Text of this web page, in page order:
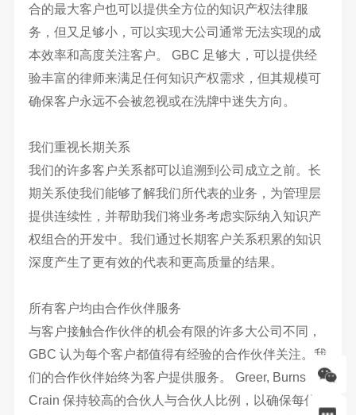
合的最大客户也可以提供全方位的知识产权法律服
务，但又足够小，可以实现大公司通常无法实现的成
本效率和高度关注客户。 GBC 足够大，可以提供经
验丰富的律师来满足任何知识产权需求，但其规模可
确保客户永远不会被忽视或在洗牌中迷失方向。
我们重视长期关系
我们的许多客户关系都可以追溯到公司成立之前。长
期关系使我们能够了解我们所代表的业务，为管理层
提供连续性，并帮助我们将业务考虑实际纳入知识产
权组合的开发中。我们通过长期客户关系积累的知识
深度产生了更有效的代表和更高质量的结果。
所有客户均由合作伙伴服务
与客户接触合作伙伴的机会有限的许多大公司不同，
GBC 认为每个客户都值得有经验的合作伙伴关注。我
们的合作伙伴始终为客户提供服务。 Greer, Burns &
Crain 保持较高的合伙人与合伙人比例，以确保每位